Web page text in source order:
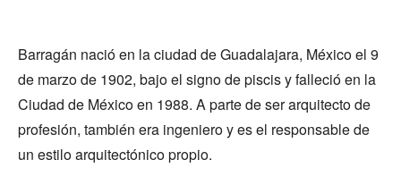
Barragán nació en la ciudad de Guadalajara, México el 9
de marzo de 1902, bajo el signo de piscis y falleció en la
Ciudad de México en 1988. A parte de ser arquitecto de
profesión, también era ingeniero y es el responsable de
un estilo arquitectónico propio.